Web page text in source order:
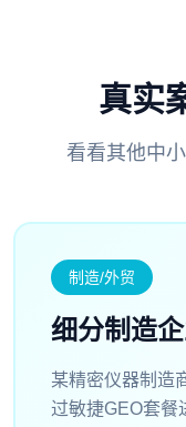
真实
看看其他中
制造/外贸
细分制造
某精密仪器制造
过敏捷GEO套餐